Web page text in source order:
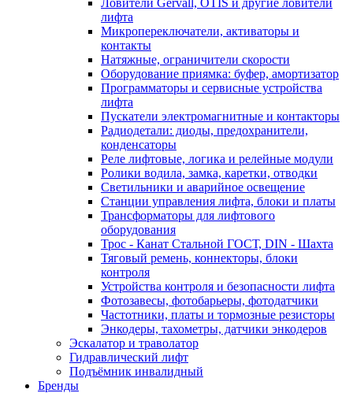
Ловители Gervall, OTIS и другие ловители
лифта
Микропереключатели, активаторы и
контакты
Натяжные, ограничители скорости
Оборудование приямка: буфер, амортизатор
Программаторы и сервисные устройства
лифта
Пускатели электромагнитные и контакторы
Радиодетали: диоды, предохранители,
конденсаторы
Реле лифтовые, логика и релейные модули
Ролики водила, замка, каретки, отводки
Светильники и аварийное освещение
Станции управления лифта, блоки и платы
Трансформаторы для лифтового
оборудования
Трос - Канат Стальной ГОСТ, DIN - Шахта
Тяговый ремень, коннекторы, блоки
контроля
Устройства контроля и безопасности лифта
Фотозавесы, фотобарьеры, фотодатчики
Частотники, платы и тормозные резисторы
Энкодеры, тахометры, датчики энкодеров
Эскалатор и траволатор
Гидравлический лифт
Подъёмник инвалидный
Бренды